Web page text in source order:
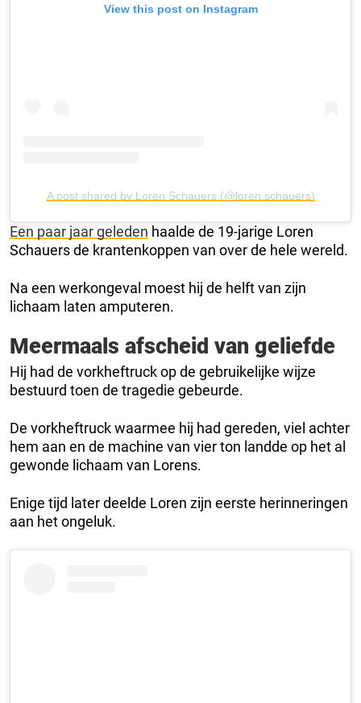
View this post on Instagram
A post shared by Loren Schauers (@loren.schauers)
Een paar jaar geleden haalde de 19-jarige Loren
Schauers de krantenkoppen van over de hele wereld.
Na een werkongeval moest hij de helft van zijn
lichaam laten amputeren.
Meermaals afscheid van geliefde
Hij had de vorkheftruck op de gebruikelijke wijze
bestuurd toen de tragedie gebeurde.
De vorkheftruck waarmee hij had gereden, viel achter
hem aan en de machine van vier ton landde op het al
gewonde lichaam van Lorens.
Enige tijd later deelde Loren zijn eerste herinneringen
aan het ongeluk.